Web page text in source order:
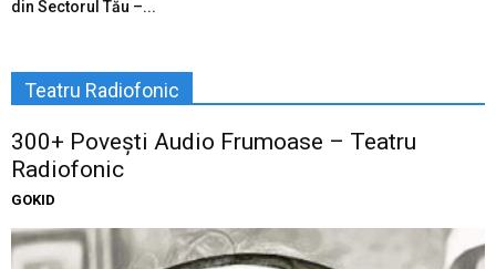
din Sectorul Tău –...
Teatru Radiofonic
300+ Povești Audio Frumoase – Teatru
Radiofonic
GOKID